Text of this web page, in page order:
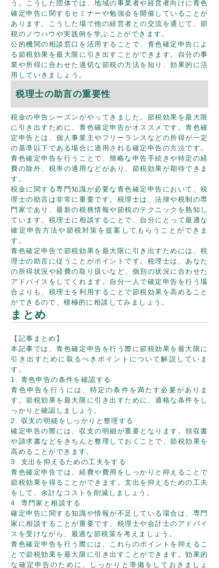
う。こうした団体では、地域の事業者や経営者向けに青色
確定申告に関するセミナーや勉強会を開催していることが
あります。こうした場で他の経営者との交流を通じて、節
税のノウハウや実践例を学ぶことができます。
公的機関の相談窓口を活用することで、青色確定申告によ
る節税効果を最大限に引き出すことができます。自分の事
業や所得に合わせた適切な節税の方法を知り、効果的に活
用していきましょう。
税理士の助言の重要性
税金の申告シーズンがやってきました。節税効果を最大限
に引き出すために、青色確定申告がオススメです。青色確
定申告とは、個人事業主やフリーランスなどの所得が一定
の基準以下である場合に適用される確定申告の方法です。
青色確定申告を行うことで、簡略な申告手続きや特定の経
費の除外、税率の適用などがあり、節税効果が期待できま
す。
税金に関する専門知識が必要な青色確定申告において、税
理士の助言は非常に重要です。税理士は、法律や税制の専
門家であり、最新の税務情報や節税のテクニックを熟知し
ています。税理士に相談することで、自分にとって最適な
確定申告方法や節税対策を提案してもらうことができま
す。
青色確定申告で節税効果を最大限に引き出すためには、税
理士の助言に従うことがポイントです。税理士は、あなた
の所得状況や経費の取り扱いなど、個別の状況に合わせた
アドバイスをしてくれます。自分一人で確定申告を行う場
合よりも、税理士を利用することで節税効果を高めること
ができるので、積極的に相談してみましょう。
まとめ
【記事まとめ】
本記事では、青色確定申告を行う際に節税効果を最大限に
引き出すために取るべきポイントについて解説していま
す。
1. 青色申告の条件を確認する
青色申告を行うには、特定の条件を満たす必要がありま
す。節税効果を最大限に引き出すために、適格な条件をし
っかりと確認しましょう。
2. 収支の明細をしっかりと整理する
確定申告の際には、収支の明細が重要となります。領収書
や請求書などをきちんと整理しておくことで、節税効果を
高めることができます。
3. 支出を抑えるための工夫をする
青色確定申告では、経費や費用をしっかりと抑えることで
節税効果を得ることができます。支出を抑えるための工夫
をして、余計なコストを削減しましょう。
4. 専門家と相談する
確定申告に関する知識や情報が不足している場合は、専門
家に相談することが重要です。税理士や会計士のアドバイ
スを受けながら、最適な節税策を考えましょう。
青色確定申告を行う際には、これらのポイントを抑えるこ
とで節税効果を最大限に引き出すことができます。効果的
な確定申告のために、しっかりと準備をしておきましょ